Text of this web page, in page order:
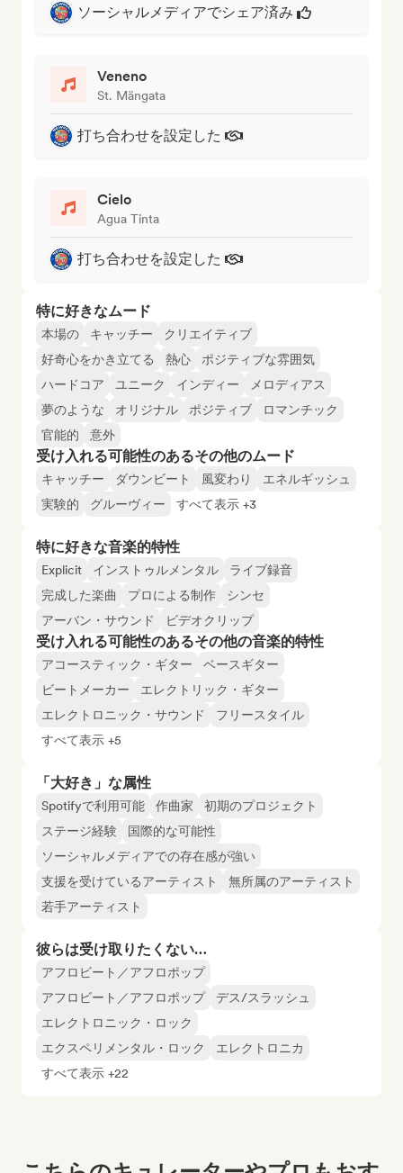
ソーシャルメディアでシェア済み
Veneno
St. Mängata
打ち合わせを設定した
Cielo
Agua Tinta
打ち合わせを設定した
特に好きなムード
本場の キャッチー
クリエイティブ
好奇心をかき立てる
熱心
ポジティブな雰囲気
ハードコア
ユニーク インディー
メロディアス
夢のような
オリジナル ポジティブ
ロマンチック
官能的
意外
受け入れる可能性のあるその他のムード
キャッチー ダウンビート 風変わり
エネルギッシュ
実験的
グルーヴィー すべて表示 +3
特に好きな音楽的特性
Explicit インストゥルメンタル
ライブ録音
完成した楽曲
プロによる制作
シンセ
アーバン・サウンド
ビデオクリップ
受け入れる可能性のあるその他の音楽的特性
アコースティック・ギター
ベースギター
ビートメーカー
エレクトリック・ギター
エレクトロニック・サウンド
フリースタイル
すべて表示 +5
「大好き」な属性
Spotifyで利用可能 作曲家
初期のプロジェクト
ステージ経験
国際的な可能性
ソーシャルメディアでの存在感が強い
支援を受けているアーティスト
無所属のアーティスト
若手アーティスト
彼らは受け取りたくない…
アフロビート／アフロポップ
アフロビート／アフロポップ
デス/スラッシュ
エレクトロニック・ロック
エクスペリメンタル・ロック
エレクトロニカ
すべて表示 +22